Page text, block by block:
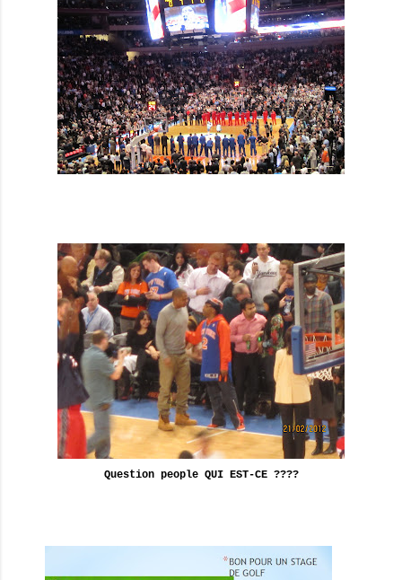
Question people QUI EST-CE ????